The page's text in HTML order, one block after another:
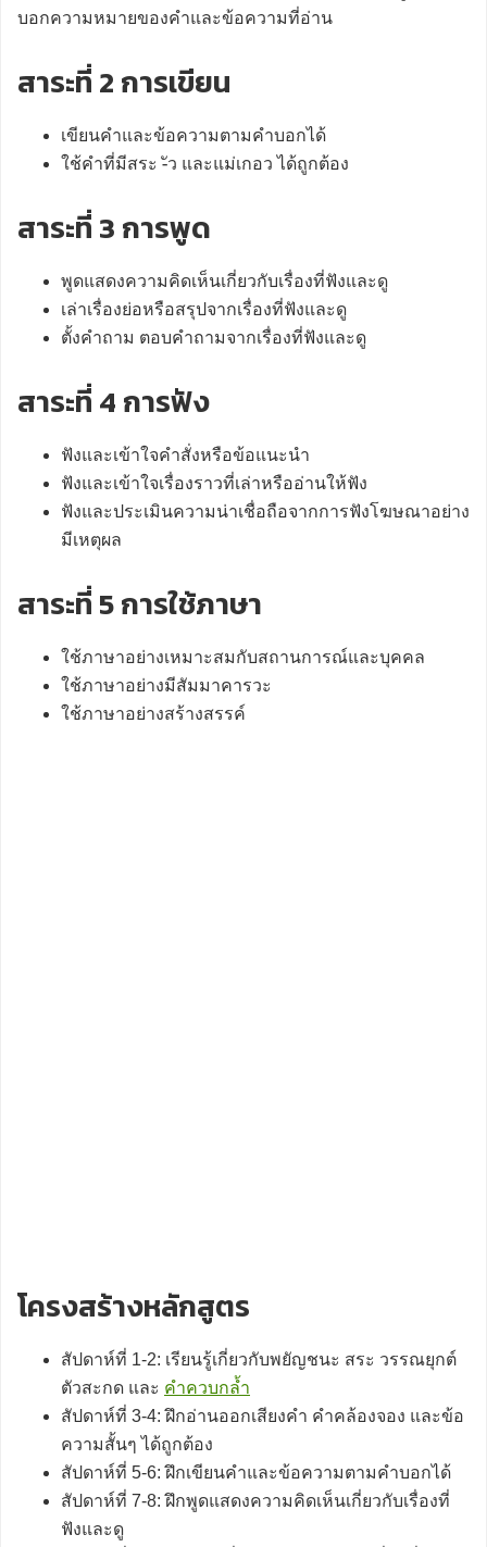
บอกความหมายของคำและข้อความที่อ่าน
สาระที่ 2 การเขียน
เขียนคำและข้อความตามคำบอกได้
ใช้คำที่มีสระ -ัว และแม่เกอว ได้ถูกต้อง
สาระที่ 3 การพูด
พูดแสดงความคิดเห็นเกี่ยวกับเรื่องที่ฟังและดู
เล่าเรื่องย่อหรือสรุปจากเรื่องที่ฟังและดู
ตั้งคำถาม ตอบคำถามจากเรื่องที่ฟังและดู
สาระที่ 4 การฟัง
ฟังและเข้าใจคำสั่งหรือข้อแนะนำ
ฟังและเข้าใจเรื่องราวที่เล่าหรืออ่านให้ฟัง
ฟังและประเมินความน่าเชื่อถือจากการฟังโฆษณาอย่าง
มีเหตุผล
สาระที่ 5 การใช้ภาษา
ใช้ภาษาอย่างเหมาะสมกับสถานการณ์และบุคคล
ใช้ภาษาอย่างมีสัมมาคารวะ
ใช้ภาษาอย่างสร้างสรรค์
โครงสร้างหลักสูตร
สัปดาห์ที่ 1-2: เรียนรู้เกี่ยวกับพยัญชนะ สระ วรรณยุกต์
ตัวสะกด และ คำควบกล้ำ
สัปดาห์ที่ 3-4: ฝึกอ่านออกเสียงคำ คำคล้องจอง และข้อ
ความสั้นๆ ได้ถูกต้อง
สัปดาห์ที่ 5-6: ฝึกเขียนคำและข้อความตามคำบอกได้
สัปดาห์ที่ 7-8: ฝึกพูดแสดงความคิดเห็นเกี่ยวกับเรื่องที่
ฟังและดู